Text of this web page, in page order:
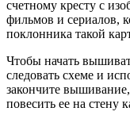
счетному кресту с
фильмов и сериалов,
поклонника такой
Чтобы начать
следовать схеме и
закончите
повесить ее на стену